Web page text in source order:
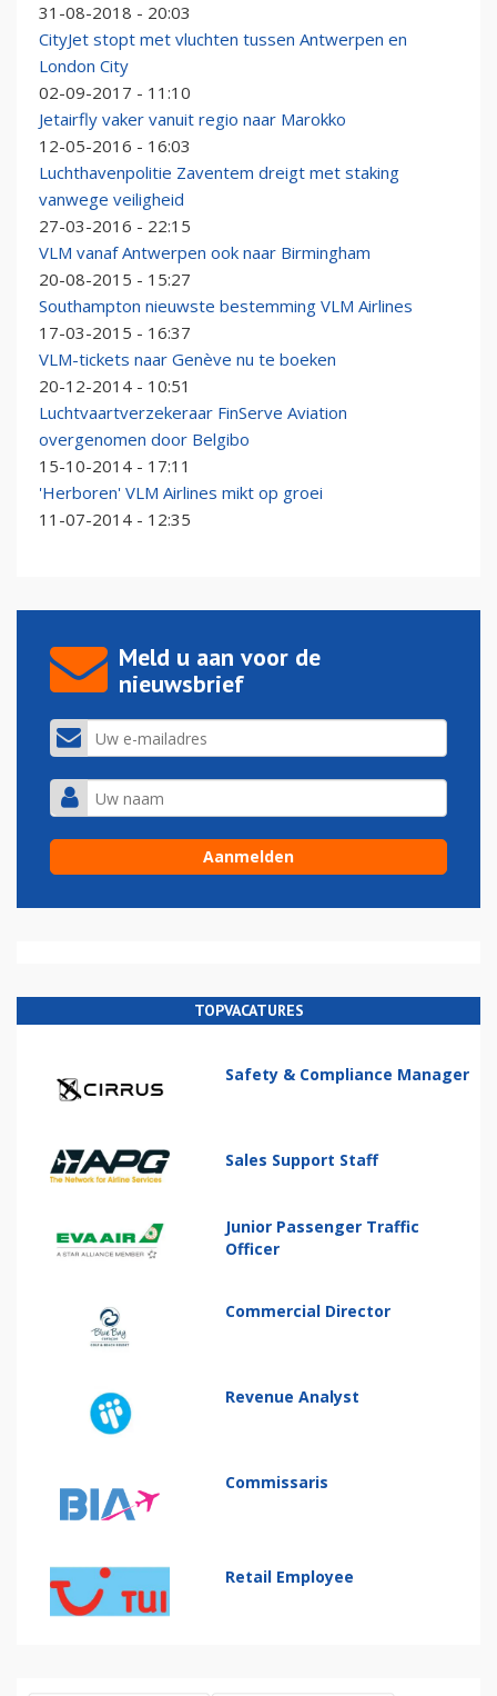
31-08-2018 - 20:03
CityJet stopt met vluchten tussen Antwerpen en
London City
02-09-2017 - 11:10
Jetairfly vaker vanuit regio naar Marokko
12-05-2016 - 16:03
Luchthavenpolitie Zaventem dreigt met staking
vanwege veiligheid
27-03-2016 - 22:15
VLM vanaf Antwerpen ook naar Birmingham
20-08-2015 - 15:27
Southampton nieuwste bestemming VLM Airlines
17-03-2015 - 16:37
VLM-tickets naar Genève nu te boeken
20-12-2014 - 10:51
Luchtvaartverzekeraar FinServe Aviation
overgenomen door Belgibo
15-10-2014 - 17:11
'Herboren' VLM Airlines mikt op groei
11-07-2014 - 12:35
Meld u aan voor de
nieuwsbrief
TOPVACATURES
Safety & Compliance Manager
Sales Support Staff
Junior Passenger Traffic
Officer
Commercial Director
Revenue Analyst
Commissaris
Retail Employee